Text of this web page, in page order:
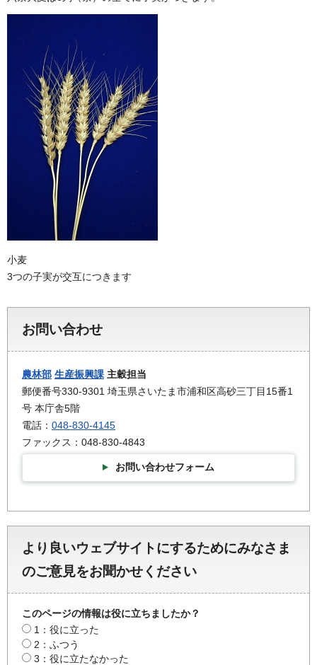
小麦
3つの子実が交互につきます
お問い合わせ
農林部 生産振興課 主穀担当
郵便番号330-9301 埼玉県さいたま市浦和区高砂三丁目15番1
号 本庁舎5階
電話： 048-830-4145
ファックス：048-830-4843
お問い合わせフォーム
より良いウェブサイトにするためにみなさま
のご意見をお聞かせください
このページの情報は役に立ちましたか？
1：役に立った
2：ふつう
3：役に立たなかった